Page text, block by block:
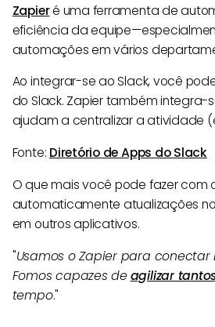
Zapieré uma ferramenta de
eficiência da
automações em vários
Ao integrar-se ao Slack, você
do Slack. Zapier também integra-
ajudam a centralizar a atividade
Fonte: Diretório de Apps do Slack
O que mais você pode fazer com
automaticamente atualizações
em outros aplicativos.
"Usamos o Zapier para conectar
Fomos capazes deagilizar
tempo."